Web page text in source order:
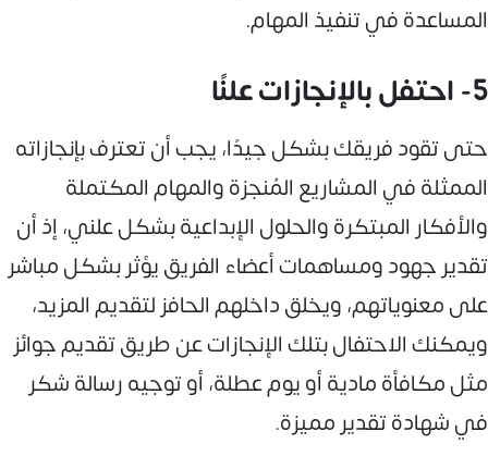
المساعدة في تنفيذ المهام.
5- احتفل بالإنجازات علنًا
حتى تقود فريقك بشكل جيدًا، يجب أن تعترف بإنجازاته
الممثلة في المشاريع المُنجزة والمهام المكتملة
والأفكار المبتكرة والحلول الإبداعية بشكل علني، إذ أن
تقدير جهود ومساهمات أعضاء الفريق يؤثر بشكل مباشر
على معنوياتهم، ويخلق داخلهم الحافز لتقديم المزيد،
ويمكنك الاحتفال بتلك الإنجازات عن طريق تقديم جوائز
مثل مكافأة مادية أو يوم عطلة، أو توجيه رسالة شكر
في شهادة تقدير مميزة.